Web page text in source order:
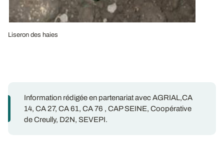
Liseron des haies
Information rédigée en partenariat avec AGRIAL,CA
14, CA 27, CA 61, CA 76 , CAP SEINE, Coopérative
de Creully, D2N, SEVEPI.